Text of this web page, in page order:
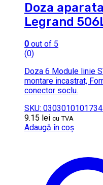
Doza
Legrand
0 out of 5
(0)
Doza 6 Module linie
montare incastrat,
conector soclu.
SKU:
9.15 lei cu TVA
Adaugă în coș